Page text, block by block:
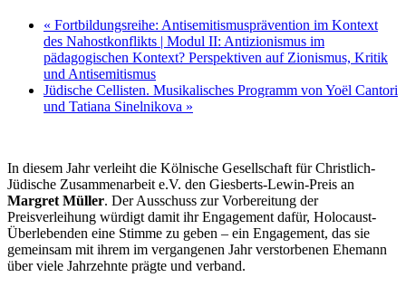
« Fortbildungsreihe: Antisemitismusprävention im Kontext
des Nahostkonflikts | Modul II: Antizionismus im
pädagogischen Kontext? Perspektiven auf Zionismus, Kritik
und Antisemitismus
Jüdische Cellisten. Musikalisches Programm von Yoël Cantori
und Tatiana Sinelnikova »
In diesem Jahr verleiht die Kölnische Gesellschaft für Christlich-
Jüdische Zusammenarbeit e.V. den Giesberts-Lewin-Preis an
Margret Müller. Der Ausschuss zur Vorbereitung der
Preisverleihung würdigt damit ihr Engagement dafür, Holocaust-
Überlebenden eine Stimme zu geben – ein Engagement, das sie
gemeinsam mit ihrem im vergangenen Jahr verstorbenen Ehemann
über viele Jahrzehnte prägte und verband.